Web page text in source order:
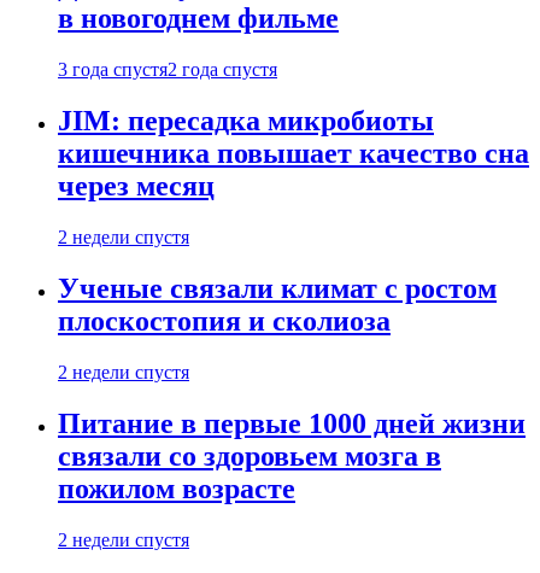
в новогоднем фильме
3 года спустя2 года спустя
JIM: пересадка микробиоты
кишечника повышает качество сна
через месяц
2 недели спустя
Ученые связали климат с ростом
плоскостопия и сколиоза
2 недели спустя
Питание в первые 1000 дней жизни
связали со здоровьем мозга в
пожилом возрасте
2 недели спустя